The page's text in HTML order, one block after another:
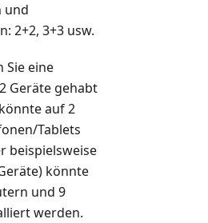
und
2+2, 3+3 usw.
Sie eine
Geräte gehabt
auf 2
Tablets
beispielsweise
könnte
und 9
werden.